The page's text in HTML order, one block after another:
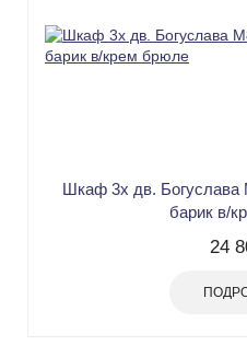
Шкаф 3х дв. Богуслава
барик в/
24